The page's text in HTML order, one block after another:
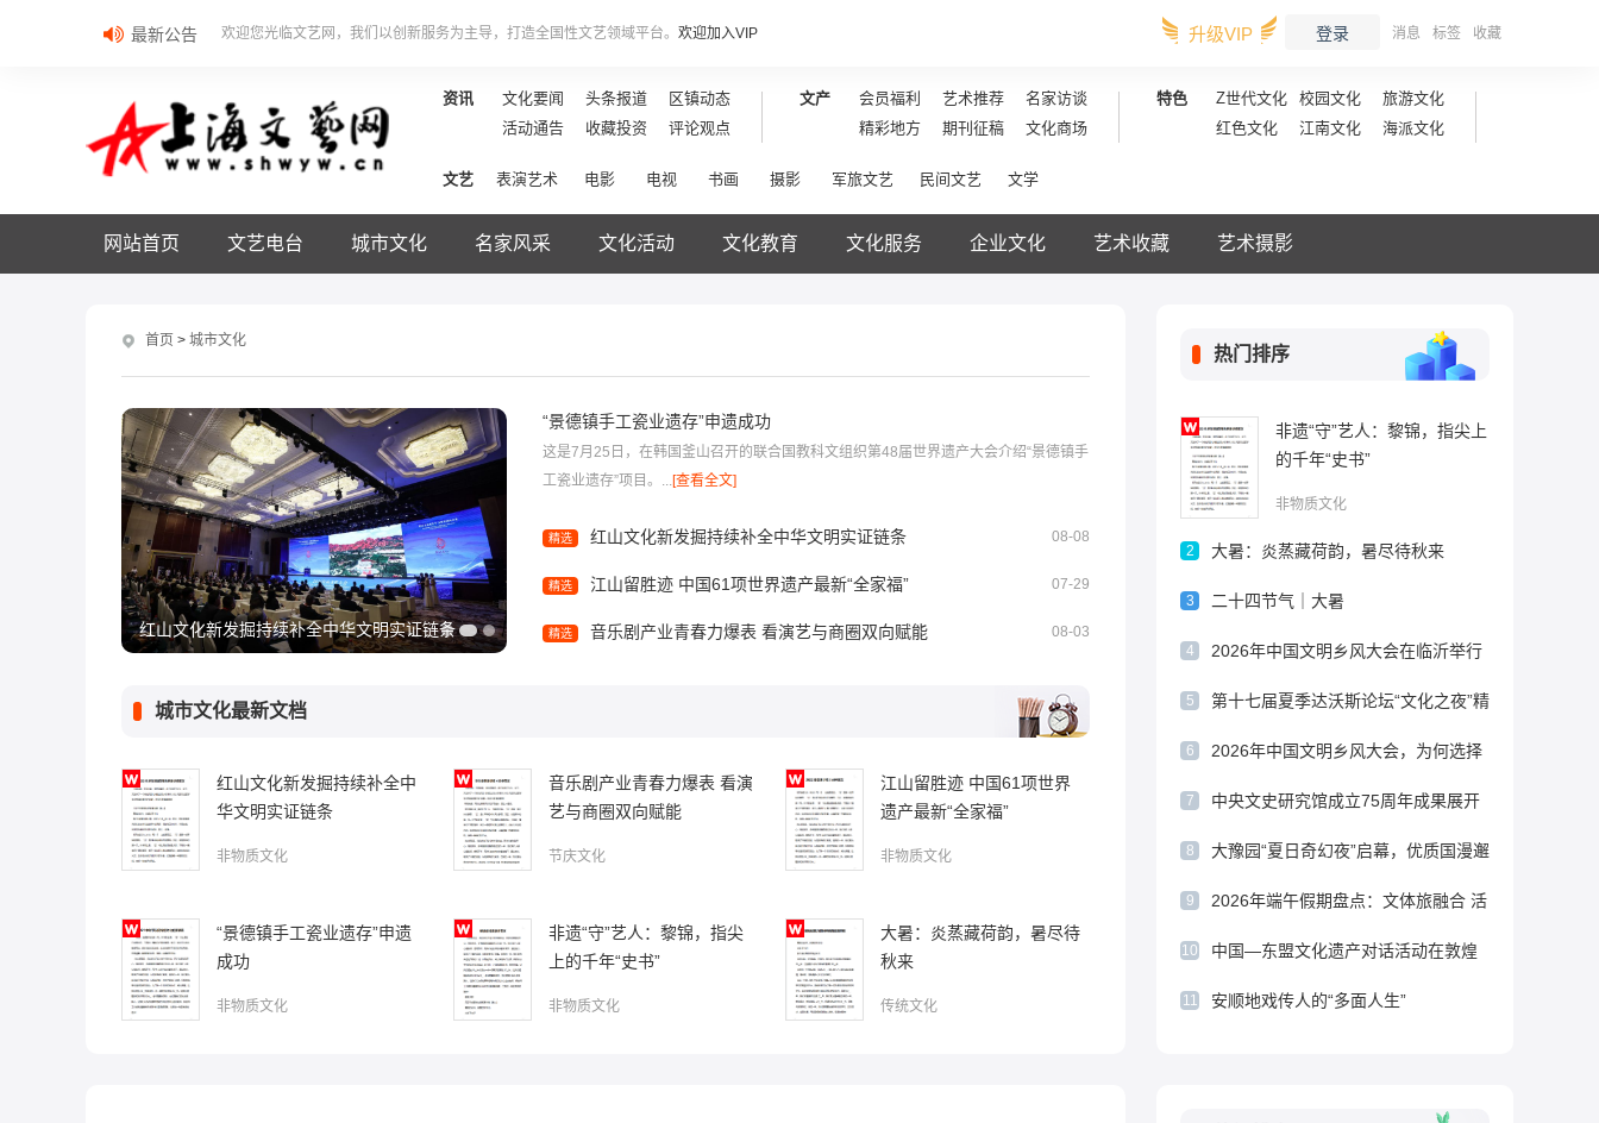
最新公告 欢迎您光临文艺网，我们以创新服务为主导，打造全国性文艺领域平台。 欢迎加入VIP 升级VIP 登录 消息 标签 收藏
资讯 文化要闻 头条报道
区镇动态
活动通告
收藏投资 评论观点
文产 会员福利 艺术推荐
名家访谈
精彩地方
期刊征稿 文化商场
特色 Z世代文化 校园文化
旅游文化
红色文化
江南文化 海派文化
文艺 表演艺术 电影 电视 书画 摄影 军旅文艺 民间文艺 文学
网站首页 文艺电台 城市文化 名家风采 文化活动 文化教育 文化服务 企业文化 艺术收藏 艺术摄影
首页 > 城市文化
红山文化新发掘持续补全中华文明实证链条 江山留胜迹 中国61项世界遗产最新“全家福” “景德镇手工瓷业遗存”申遗成功
“景德镇手工瓷业遗存”申遗成功
这是7月25日，在韩国釜山召开的联合国教科文组织第48届世界遗产大会介绍“景德镇手
工瓷业遗存”项目。...[查看全文]
精选 红山文化新发掘持续补全中华文明实证链条 08-08
精选 江山留胜迹 中国61项世界遗产最新“全家福” 07-29
精选 音乐剧产业青春力爆表 看演艺与商圈双向赋能 08-03
城市文化最新文档
红山文化新发掘持续补全中
华文明实证链条
非物质文化
音乐剧产业青春力爆表 看演
艺与商圈双向赋能
节庆文化
江山留胜迹 中国61项世界
遗产最新“全家福”
非物质文化
“景德镇手工瓷业遗存”申遗
成功
非物质文化
非遗“守”艺人：黎锦，指尖
上的千年“史书”
非物质文化
大暑：炎蒸藏荷韵，暑尽待
秋来
传统文化
热门排序
非遗“守”艺人：黎锦，指尖上
的千年“史书”
非物质文化
2 大暑：炎蒸藏荷韵，暑尽待秋来
3 二十四节气｜大暑
4 2026年中国文明乡风大会在临沂举行
5
第十七届夏季达沃斯论坛“文化之夜”精
6
2026年中国文明乡风大会，为何选择
7
中央文史研究馆成立75周年成果展开
8
大豫园“夏日奇幻夜”启幕，优质国漫邂
9
2026年端午假期盘点：文体旅融合 活
10
中国—东盟文化遗产对话活动在敦煌
11 安顺地戏传人的“多面人生”